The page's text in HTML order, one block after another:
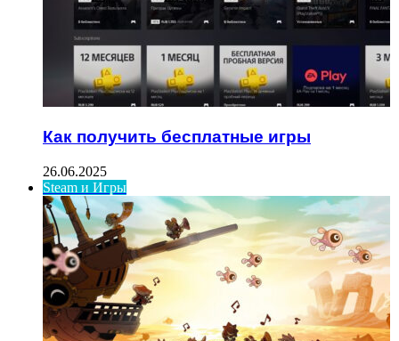
Как получить бесплатные игры
26.06.2025
Steam и Игры